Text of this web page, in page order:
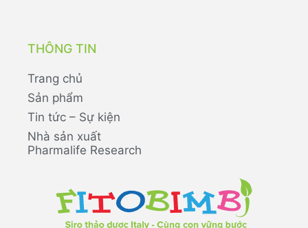
THÔNG TIN
Trang chủ
Sản phẩm
Tin tức – Sự kiện
Nhà sản xuất
Pharmalife Research